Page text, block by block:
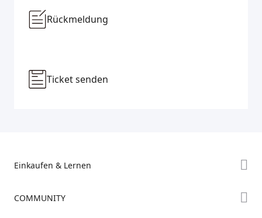
Rückmeldung
Ticket senden
Einkaufen & Lernen
COMMUNITY